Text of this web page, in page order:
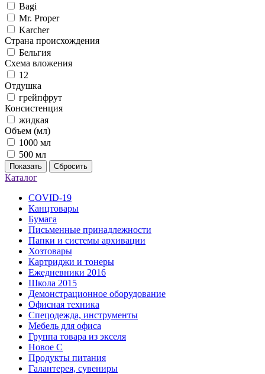
Bagi
Mr. Proper
Karcher
Страна происхождения
Бельгия
Схема вложения
12
Отдушка
грейпфрут
Консистенция
жидкая
Объем (мл)
1000 мл
500 мл
Показать Сбросить
Каталог
COVID-19
Канцтовары
Бумага
Письменные принадлежности
Папки и системы архивации
Хозтовары
Картриджи и тонеры
Ежедневники 2016
Школа 2015
Демонстрационное оборудование
Офисная техника
Спецодежда, инструменты
Мебель для офиса
Группа товара из экселя
Новое С
Продукты питания
Галантерея, сувениры